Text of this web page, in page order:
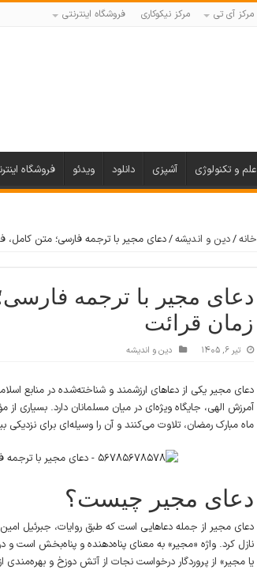
مرکز آی تی مرکز نیکوکاری فروشگاه اینترنتی
علم و تکنولوژی آشپزی دانلود ویدئو فروشگاه
خانه/دین و اندیشه/دعای مجیر با ترجمه فارسی؛ متن کامل،
دعای مجیر با ترجمه
زمان قرائت
تیر ۶, ۱۴۰۵ دین و اندیشه
دعای مجیر یکی از دعاهای ارزشمند و شناخته‌شده در منابع
آمرزش الهی، جایگاه ویژه‌ای در میان مسلمانان دارد. بسیاری از
ماه مبارک رمضان، تلاوت می‌کنند و آن را وسیله‌ای برای
دعای مجیر چیست؟
دعای مجیر از جمله دعاهایی است که طبق روایات، جبرئیل امین
نازل کرد. واژه «مجیر» به معنای پناه‌دهنده و پناه‌بخش است و در
یا مجیر» از پروردگار درخواست نجات از آتش دوزخ و بهره‌مندی